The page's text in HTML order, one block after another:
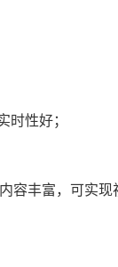
时性好；
容丰富，可实现